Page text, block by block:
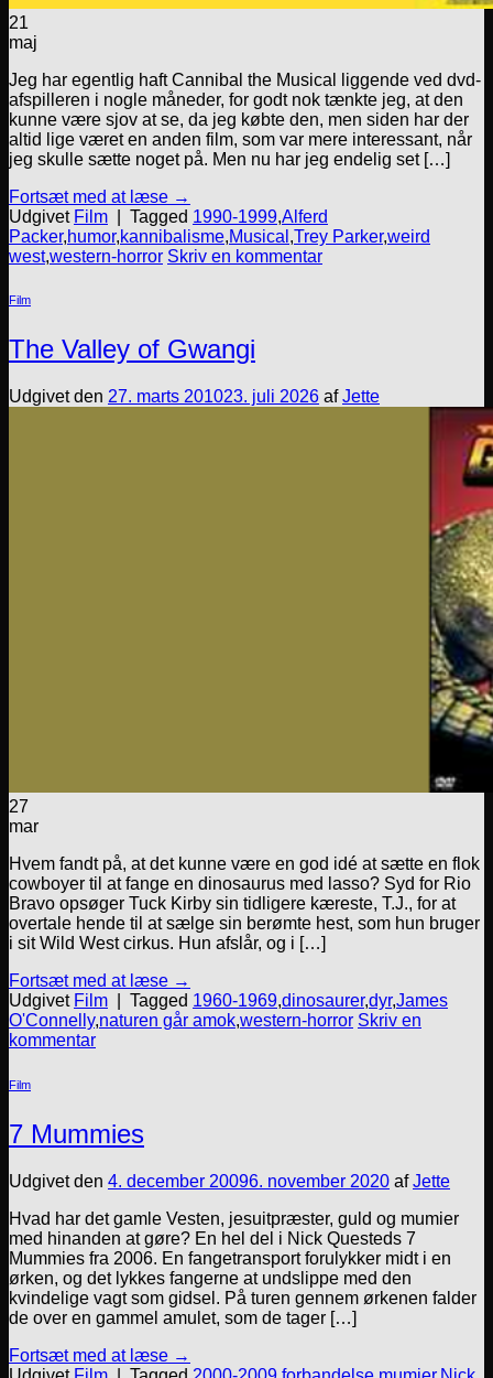
21
maj
Jeg har egentlig haft Cannibal the Musical liggende ved dvd-
afspilleren i nogle måneder, for godt nok tænkte jeg, at den
kunne være sjov at se, da jeg købte den, men siden har der
altid lige været en anden film, som var mere interessant, når
jeg skulle sætte noget på. Men nu har jeg endelig set […]
Fortsæt med at læse →
Udgivet Film Tagged 1990-1999,Alferd
Packer,humor,kannibalisme,Musical ,Trey Parker,weird
west,western-horror Skriv en kommentar
Film
The Valley of Gwangi
Udgivet den 27. marts 201023. juli 2026 afJette
27
mar
Hvem fandt på, at det kunne være en god idé at sætte en flok
cowboyer til at fange en dinosaurus med lasso? Syd for Rio
Bravo opsøger Tuck Kirby sin tidligere kæreste, T.J., for at
overtale hende til at sælge sin berømte hest, som hun bruger
i sit Wild West cirkus. Hun afslår, og i […]
Fortsæt med at læse →
Udgivet Film Tagged 1960-1969,dinosaurer,dyr,James
O'Connelly,naturen går amok,western-horror Skriv en
kommentar
Film
7 Mummies
Udgivet den 4. december 20096. november 2020 afJette
Hvad har det gamle Vesten, jesuitpræster, guld og mumier
med hinanden at gøre? En hel del i Nick Questeds 7
Mummies fra 2006. En fangetransport forulykker midt i en
ørken, og det lykkes fangerne at undslippe med den
kvindelige vagt som gidsel. På turen gennem ørkenen falder
de over en gammel amulet, som de tager […]
Fortsæt med at læse →